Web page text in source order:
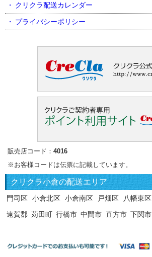
クリクラ配送カレンダー
プライバシーポリシー
販売店コード： 4016
※お客様コードは伝票に記載しています。
クリクラ小倉の配送エリア
門司区 小倉北区 小倉南区 戸畑区 八幡東区
遠賀郡 苅田町 行橋市 中間市 直方市 下関市